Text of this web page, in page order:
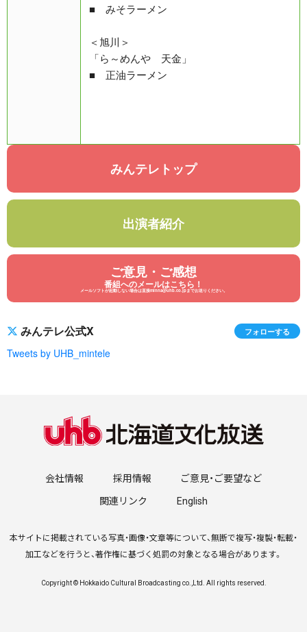
■ みそラーメン
＜旭川＞
「ら～めんや 天金」
■ 正油ラーメン
みんテレトップ
出演者紹介
ご意見・ご感想
番組へのメールはこちら！
メールソフトが起動しない場合は直接minna@uhb.co.jpまでお送りください。
みんテレ公式X フォローする
Tweets by UHB_mintele
会社情報 採用情報 ご意見・ご要望など
関連リンク English
本サイトに掲載されている写真・画像・文章等について、無断で複写・複製・転載・
加工などを行うと、著作権に基づく処罰の対象となる場合があります。
Copyright © Hokkaido Cultural Broadcasting co.,Ltd. All rights reserved.